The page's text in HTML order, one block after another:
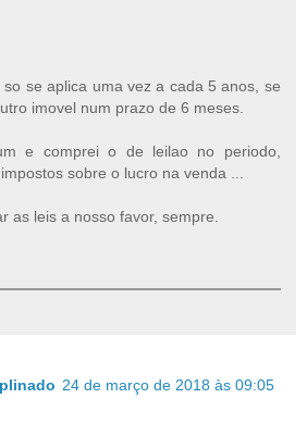
so se aplica uma vez a cada 5 anos, se
imovel num prazo de 6 meses.
e comprei o de leilao no periodo,
sobre o lucro na venda ...
as leis a nosso favor, sempre.
24 de março de 2018 às 09:05